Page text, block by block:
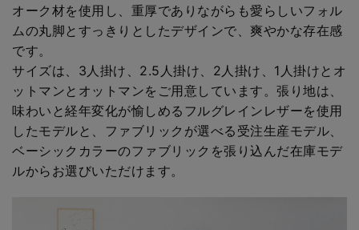
オーク材を使用し、重厚でありながらも愛らしいフォル
ムの丸脚とすっきりとしたデザインで、爽やかな存在感
です。
サイズは、3人掛け、2.5人掛け、2人掛け、1人掛けとオ
ットマンとオットマンをご用意しています。張り地は、
味わいと経年変化が愉しめるフルグレインレザーを使用
したモデルと、ファブリックが選べる受注生産モデル、
ベーシックカラーのファブリックを張り込んだ在庫モデ
ルからお選びいただけます。